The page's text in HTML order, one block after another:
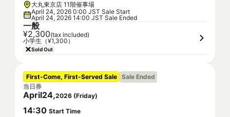
大丸東京店 11階催事場
April 24, 2026 0:00 JST Sale Start
April 24, 2026 14:00 JST Sale Ended
一般
¥2,300(tax included)
小学生（¥1,300）
Sold Out
First-Come, First-Served Sale Sale Ended
当日券
April24,2026 (Friday)
14:30 Start Time